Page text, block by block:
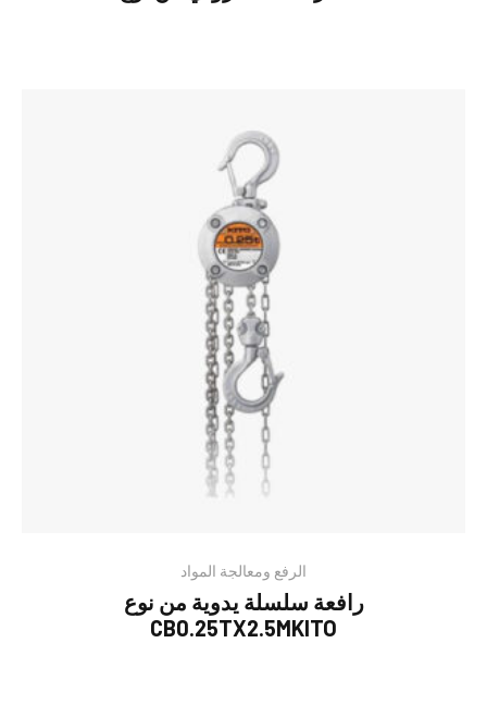
الرفع ومعالجة المواد
رافعة سلسلة يدوية من نوع
CB0.25TX2.5MKITO